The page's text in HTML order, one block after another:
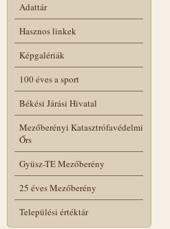
Adattár
Hasznos linkek
Képgalériák
100 éves a sport
Békési Járási Hivatal
Mezőberényi Katasztrófavédelmi
Őrs
Gyüsz-TE Mezőberény
25 éves Mezőberény
Települési értéktár